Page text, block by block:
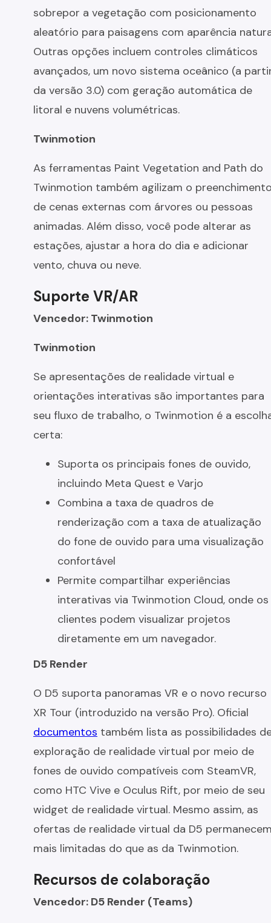
sobrepor a vegetação com posicionamento
aleatório para paisagens com aparência
Outras opções incluem controles climáticos
avançados, um novo sistema oceânico (a
da versão 3.0) com geração automática de
litoral e nuvens volumétricas.
Twinmotion
As ferramentas Paint Vegetation and Path do
Twinmotion também agilizam o
de cenas externas com árvores ou pessoas
animadas. Além disso, você pode alterar as
estações, ajustar a hora do dia e adicionar
vento, chuva ou neve.
Suporte VR/AR
Vencedor: Twinmotion
Twinmotion
Se apresentações de realidade virtual e
orientações interativas são importantes para
seu fluxo de trabalho, o Twinmotion é a
certa:
Suporta os principais fones de ouvido,
incluindo Meta Quest e Varjo
Combina a taxa de quadros de
renderização com a taxa de atualização
do fone de ouvido para uma visualização
confortável
Permite compartilhar experiências
interativas via Twinmotion Cloud, onde os
clientes podem visualizar projetos
diretamente em um navegador.
D5 Render
O D5 suporta panoramas VR e o novo recurso
XR Tour (introduzido na versão Pro). Oficial
documentos também lista as possibilidades
exploração de realidade virtual por meio de
fones de ouvido compatíveis com SteamVR,
como HTC Vive e Oculus Rift, por meio de seu
widget de realidade virtual. Mesmo assim, as
ofertas de realidade virtual da D5
mais limitadas do que as da Twinmotion.
Recursos de colaboração
Vencedor: D5 Render (Teams)